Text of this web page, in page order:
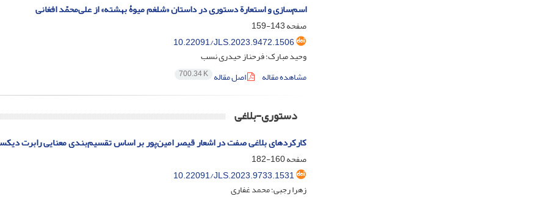
اسم‌‌سازی و استعارة دستوری در داستان «شلغم میوۀ بهشته» از علی‌‌محمّد افغانی
صفحه143-159
10.22091/JLS.2023.9472.1506
وحید مبارک؛ فرحناز حیدری نسب
مشاهده مقاله
اصل مقاله 700.34 K
دستوری-بلاغی
کارکردهای بلاغی صفت در اشعار قیصر امین‌پور بر اساس تقسیم‌بندی معنایی رابرت
صفحه160-182
10.22091/JLS.2023.9733.1531
زهرا رجبی؛ محمد غفاری